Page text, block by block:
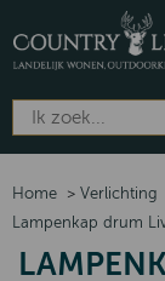
Home > Verlichting
Lampenkap drum